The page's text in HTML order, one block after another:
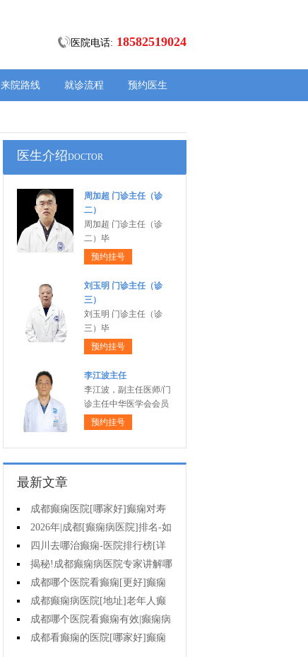
医院电话: 18582519024
来院路线 就诊流程 预约医生
医生介绍DOCTOR
周加超 门诊主任（诊
二）
周加超 门诊主任（诊
二）毕
预约挂号
刘玉明 门诊主任（诊
三）
刘玉明 门诊主任（诊
三）毕
预约挂号
李江波主任
李江波，副主任医师/门
诊主任中华医学会会员
预约挂号
最新文章
成都癫痫医院[哪家好]癫痫对寿
命有影响吗?
2026年|成都[癫痫病医院]排名-如
何预防癫痫治疗走入误区?
四川去哪治癫痫-医院排行榜[详
细排名]小儿癫痫病要如何治疗?
揭秘!成都癫痫病医院专家讲解哪
些方法治疗癫痫好?
成都哪个医院看癫痫[更好]癫痫
为什么会诱发?
成都癫痫病医院[地址]老年人癫
痫平时要注意什么?
成都哪个医院看癫痫有效|癫痫病
人能熬夜吗?
成都看癫痫的医院[哪家好]癫痫